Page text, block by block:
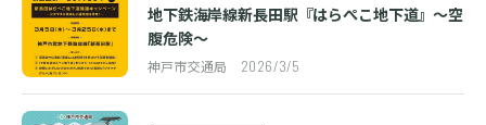
地下鉄海岸線新長田駅『はらぺこ地下道』～空
腹危険～
神戸市交通局 2026/3/5